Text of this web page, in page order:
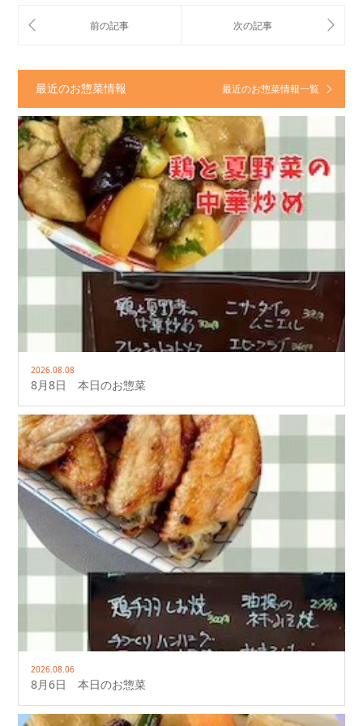
最近のお惣菜情報 最近のお惣菜情報一覧
2026.08.08
8月8日 本日のお惣菜
2026.08.06
8月6日 本日のお惣菜